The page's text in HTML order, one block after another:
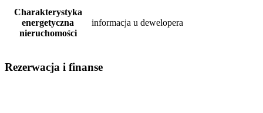
Charakterystyka
energetyczna
nieruchomości
informacja u dewelopera
Rezerwacja i finanse